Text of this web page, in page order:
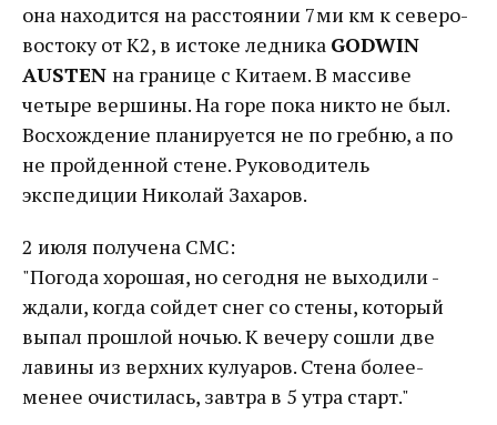
она находится на расстоянии 7ми км к северо-
востоку от К2, в истоке ледника GODWIN
AUSTEN на границе с Китаем. В массиве
четыре вершины. На горе пока никто не был.
Восхождение планируется не по гребню, а по
не пройденной стене. Руководитель
экспедиции Николай Захаров.
2 июля получена СМС:
"Погода хорошая, но сегодня не выходили -
ждали, когда сойдет снег со стены, который
выпал прошлой ночью. К вечеру сошли две
лавины из верхних кулуаров. Стена более-
менее очистилась, завтра в 5 утра старт."